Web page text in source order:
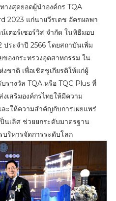
างสุดยอดผู้นำองค์กร TQA
2023 แก่นายวีรเดช อัครผลพา
เตอร์เซอร์วิส จำกัด ในพิธีมอบ
ระจำปี 2566 โดยสถาบันเพิ่ม
องกระทรวงอุตสาหกรรม ใน
ชาติ เพื่อเชิดชูเกียรติให้แก่ผู้
รางวัล TQA หรือ TQC Plus ที่
เสริมองค์กรไทยให้มีความ
ะให้ความสำคัญกับการเผยแพร่
นเลิศ ช่วยยกระดับมาตรฐาน
บริหารจัดการระดับโลก